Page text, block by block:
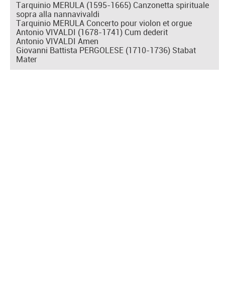
Tarquinio MERULA (1595-1665) Canzonetta spirituale
sopra alla nannavivaldi
Tarquinio MERULA Concerto pour violon et orgue
Antonio VIVALDI (1678-1741) Cum dederit
Antonio VIVALDI Amen
Giovanni Battista PERGOLESE (1710-1736) Stabat
Mater